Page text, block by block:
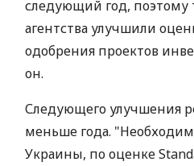
следующий год, поэтому
агентства улучшили
одобрения проектов
он.
Следующего улучшения
меньше года.
Украины, по оценке